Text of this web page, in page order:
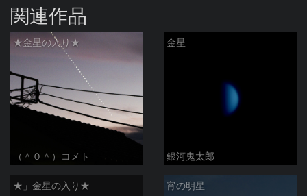
関連作品
★金星の入り★
（＾０＾）コメト
金星
銀河鬼太郎
★」金星の入り★ 宵の明星